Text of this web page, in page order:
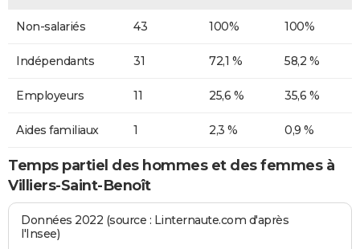
Non-salariés 43 100% 100%
Indépendants 31 72,1 % 58,2 %
Employeurs 11 25,6 % 35,6 %
Aides familiaux 1 2,3 % 0,9 %
Temps partiel des hommes et des femmes à
Villiers-Saint-Benoît
Données 2022 (source : Linternaute.com d'après
l'Insee)